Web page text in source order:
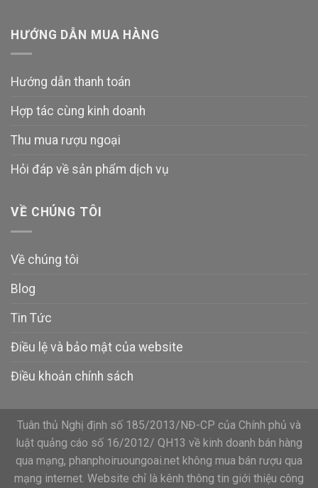
HƯỚNG DẪN MUA HÀNG
Hướng dẫn thanh toán
Hợp tác cùng kinh doanh
Thu mua rượu ngoại
Hỏi đáp về sản phẩm dịch vụ
VỀ CHÚNG TÔI
Về chúng tôi
Blog
Tin Tức
Điều lệ và bảo mật của website
Điều khoản chính sách
Tuân thủ Nghị định số 185/2013/NĐ-CP của Chính phủ và
luật quảng cáo số 16/2012/ QH13 về kinh doanh bán hàng
qua mạng, phanphoiruoungoai.net không mua bán rượu qua
mạng internet. Website chỉ là kênh thông tin giới thiệu công